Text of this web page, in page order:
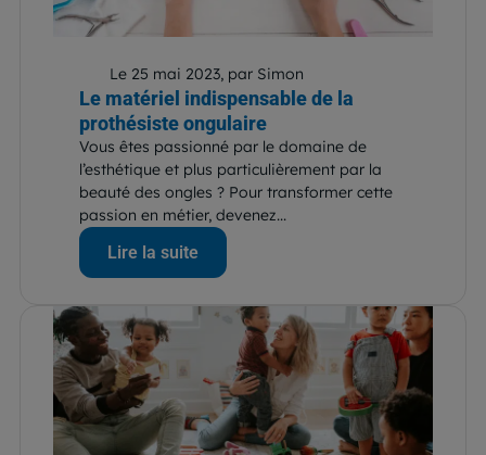
Le 25 mai 2023, par Simon
Le matériel indispensable de la
prothésiste ongulaire
Vous êtes passionné par le domaine de
l’esthétique et plus particulièrement par la
beauté des ongles ? Pour transformer cette
passion en métier, devenez...
Lire la suite